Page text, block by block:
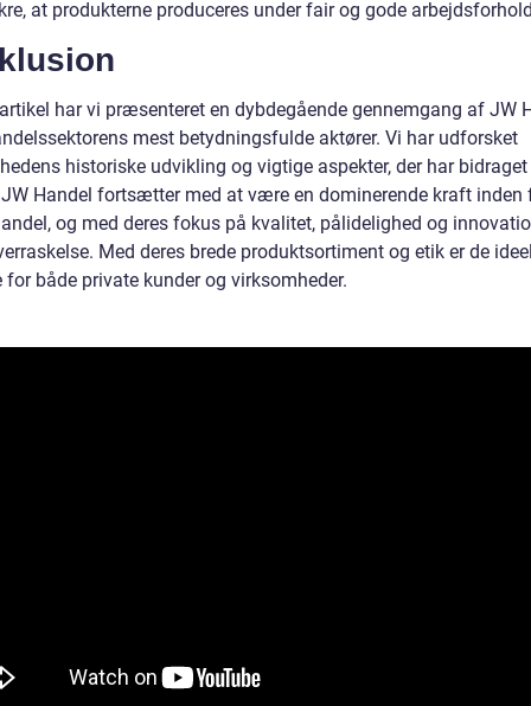
at produkterne produceres under fair og gode
har vi præsenteret en dybdegående gennemgang af JW
mest betydningsfulde aktører. Vi har udforsket
historiske udvikling og vigtige aspekter, der har
Handel fortsætter med at være en dominerende kraft inden
og med deres fokus på kvalitet, pålidelighed og
Med deres brede produktsortiment og etik er de
for både private kunder og virksomheder.